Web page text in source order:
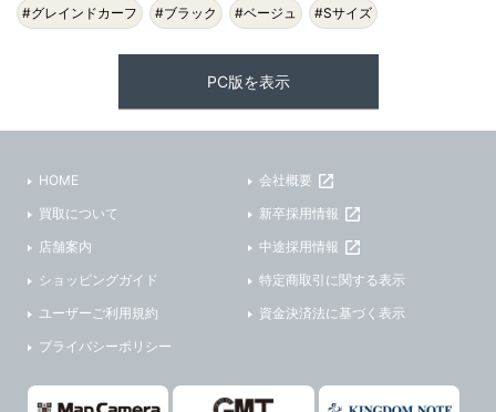
#グレインドカーフ #ブラック #ベージュ #Sサイズ
PC版を表示
HOME
買取について
店舗案内
ショッピングガイド
ユーザーご利用規約
プライバシーポリシー
会社概要
新卒採用情報
中途採用情報
特定商取引に関する表示
資金決済法に基づく表示